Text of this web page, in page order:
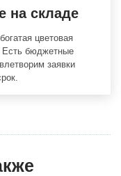
на складе
цветовая
Есть бюджетные
заявки